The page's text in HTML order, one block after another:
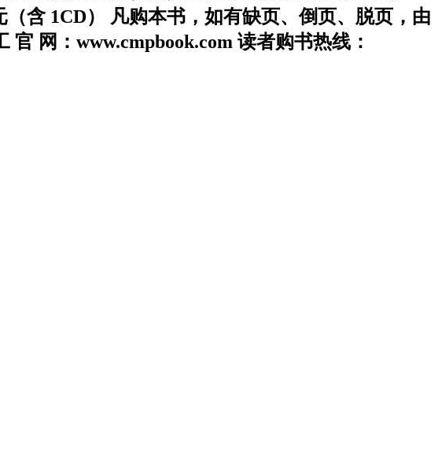
（含 1CD） 凡购本书，如有缺页、倒页、脱页，由
网：www.cmpbook.com 读者购书热线：